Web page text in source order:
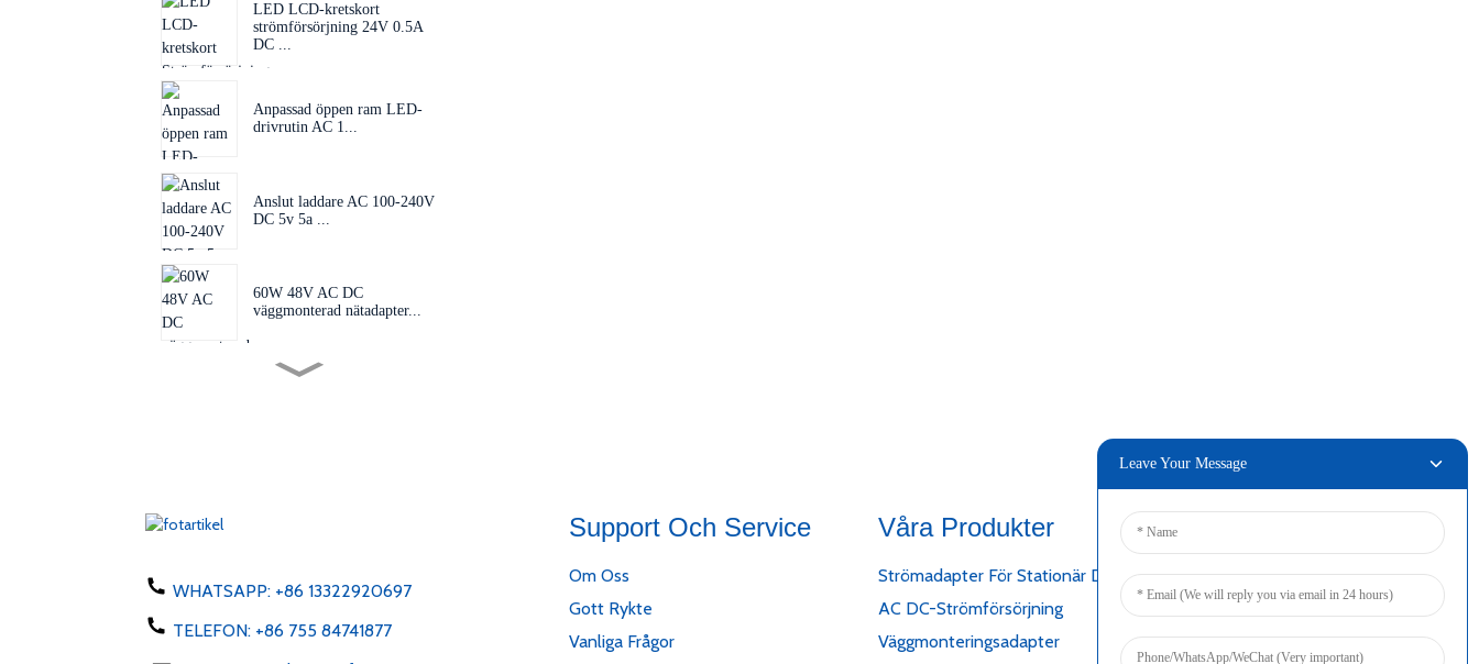
LED LCD-kretskort
strömförsörjning 24V 0.5A
DC ...
Anpassad öppen ram LED-
drivrutin AC 1...
Anslut laddare AC 100-240V
DC 5v 5a ...
60W 48V AC DC
väggmonterad nätadapter...
USB AC 100-24...
LED-remsa 6v 12v 24v AC
WHATSAPP: +86 13322920697
TELEFON: +86 755 84741877
Support Och Service
Om Oss
Gott Rykte
Vanliga Frågor
Våra Produkter
Strömadapter För Stationär Dator
AC DC-Strömförsörjning
Väggmonteringsadapter
Leave Your Message